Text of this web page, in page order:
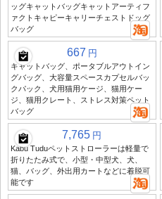
ッグキャットバッグキャットアーティフ
ァクトキャピーキャリーチェストドッグ
バッグ
667 円
キャットバッグ、ポータブルアウトイン
グバッグ、大容量スペースカプセルバッ
クパック、犬用猫用ケージ、猫用ケー
ジ、猫用クレート、ストレス対策ペット
バッグ
7,765 円
Kabu Tuduペットストローラーは軽量で
折りたたみ式で、小型・中型犬、犬、
猫、バッグ、外出用カートなどに着脱可
能です